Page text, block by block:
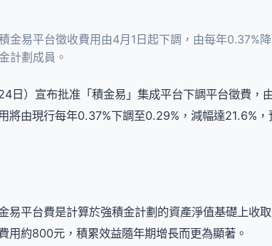
金易平台徵收費用由4月1日起下調，由每年0.37%
計劃成員。
日）宣布批准「積金易」集成平台下調平台徵費，
將由現行每年0.37%下調至0.29%，減幅達21.6%
易平台費是計算於強積金計劃的資產淨值基礎上收
用約800元，積累效益隨年期增長而更為顯著。